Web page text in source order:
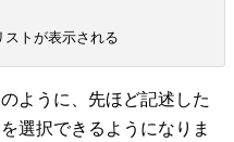
トが表示される
ように、先ほど記述した
選択できるようになりま